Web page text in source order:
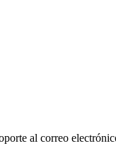
al correo